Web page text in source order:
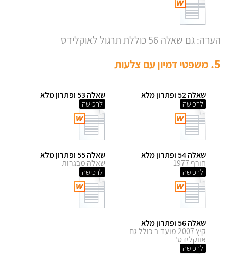
הערה: גם שאלה 56 כוללת תרגול לאוקלידס
5. משפטי דמיון עם צלעות
שאלה 52 ופתרון מלא
לרכישה
שאלה 53 ופתרון מלא
לרכישה
שאלה 54 ופתרון מלא
חורף 1977
לרכישה
שאלה 55 ופתרון מלא
שאלה מבגרות
לרכישה
שאלה 56 ופתרון מלא
קיץ 2007 מועד ב כולל גם
אווקלידס'
לרכישה